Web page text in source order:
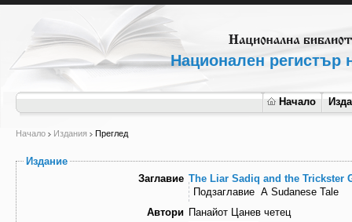
Национален регистър
Начало
Начало Издания Преглед
Издание
Заглавие The Liar Sadiq аnd the Trickster
Подзаглавие A Sudanese Tale
Автори Панайот Цанев четец